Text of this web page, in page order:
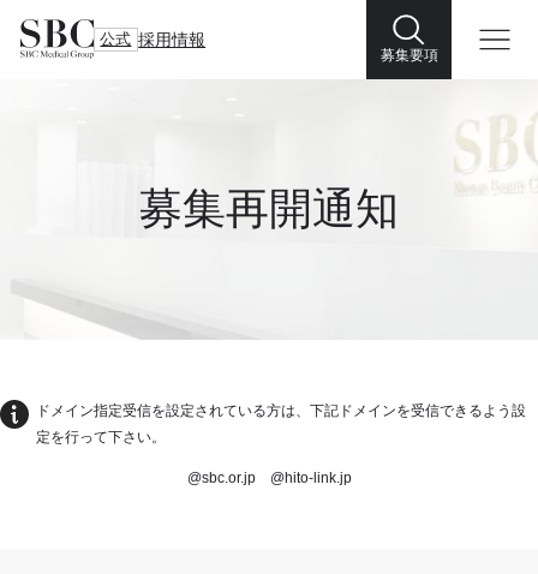
公式 採用情報
募集要項
募集再開通知
ドメイン指定受信を設定されている方は、下記ドメインを受信できるよう設
定を行って下さい。
@sbc.or.jp @hito-link.jp